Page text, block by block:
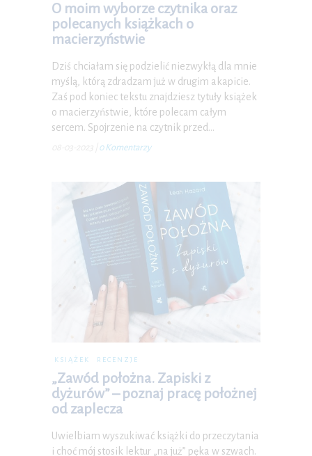
O moim wyborze czytnika oraz
polecanych książkach o
macierzyństwie
Dziś chciałam się podzielić niezwykłą dla mnie
myślą, którą zdradzam już w drugim akapicie.
Zaś pod koniec tekstu znajdziesz tytuły książek
o macierzyństwie, które polecam całym
sercem. Spojrzenie na czytnik przed…
08-03-2023 0 Komentarzy
KSIĄŻEK RECENZJE
„Zawód położna. Zapiski z
dyżurów” – poznaj pracę położnej
od zaplecza
Uwielbiam wyszukiwać książki do przeczytania
i choć mój stosik lektur „na już” pęka w szwach.